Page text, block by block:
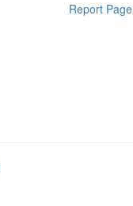
Report Page